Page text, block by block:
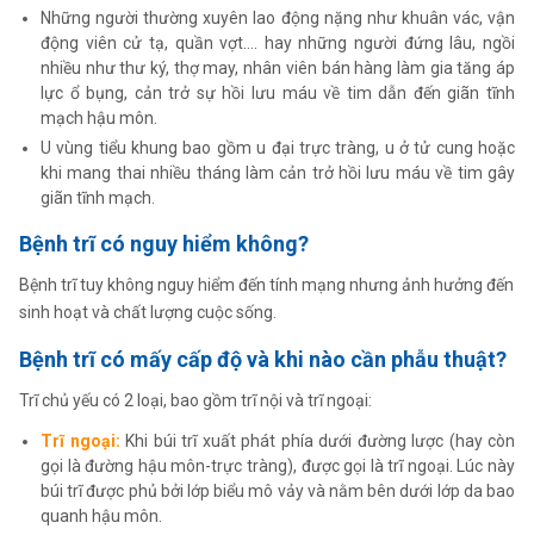
Những người thường xuyên lao động nặng như khuân vác, vận
động viên cử tạ, quần vợt…. hay những người đứng lâu, ngồi
nhiều như thư ký, thợ may, nhân viên bán hàng làm gia tăng áp
lực ổ bụng, cản trở sự hồi lưu máu về tim dẫn đến giãn tĩnh
mạch hậu môn.
U vùng tiểu khung bao gồm u đại trực tràng, u ở tử cung hoặc
khi mang thai nhiều tháng làm cản trở hồi lưu máu về tim gây
giãn tĩnh mạch.
Bệnh trĩ có nguy hiểm không?
Bệnh trĩ tuy không nguy hiểm đến tính mạng nhưng ảnh hưởng đến
sinh hoạt và chất lượng cuộc sống.
Bệnh trĩ có mấy cấp độ và khi nào cần phẫu thuật?
Trĩ chủ yếu có 2 loại, bao gồm trĩ nội và trĩ ngoại:
Trĩ ngoại: Khi búi trĩ xuất phát phía dưới đường lược (hay còn
gọi là đường hậu môn-trực tràng), được gọi là trĩ ngoại. Lúc này
búi trĩ được phủ bởi lớp biểu mô vảy và nằm bên dưới lớp da bao
quanh hậu môn.